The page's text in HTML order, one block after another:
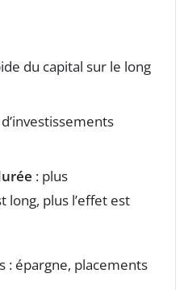
du capital sur le long
: plus
long, plus l’effet est
: épargne, placements